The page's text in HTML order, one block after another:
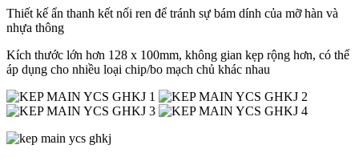
Thiết kế ẩn thanh kết nối ren để tránh sự bám dính của mỡ hàn và
nhựa thông
Kích thước lớn hơn 128 x 100mm, không gian kẹp rộng hơn, có thể
áp dụng cho nhiều loại chip/bo mạch chủ khác nhau